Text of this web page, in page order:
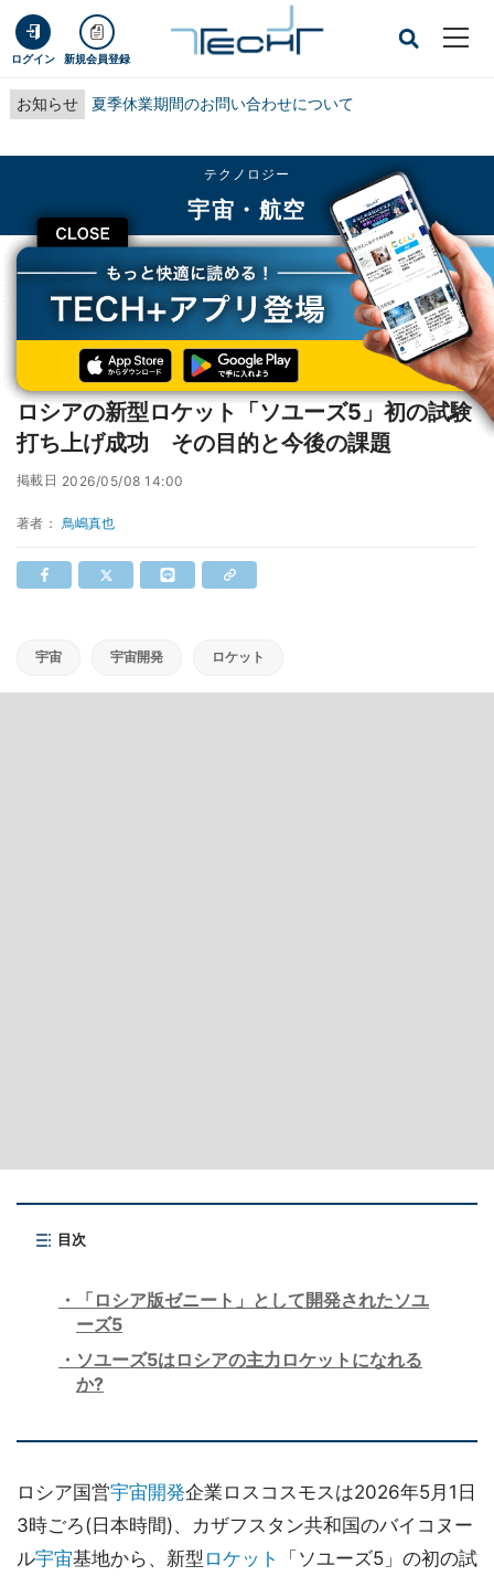
ログイン 新規会員登録
お知らせ 夏季休業期間のお問い合わせについて
CLOSE
テクノロジー
宇宙・航空
TECH+ テクノロジー
宇宙・航空
ロシアの新型ロケット「ソユーズ5」初の試験打ち上げ成功 その目的と今後の
レポート
ロシアの新型ロケット「ソユーズ5」初の試験
打ち上げ成功 その目的と今後の課題
掲載日 2026/05/08 14:00
著者： 鳥嶋真也
宇宙 宇宙開発 ロケット
目次
「ロシア版ゼニート」として開発されたソユ
ーズ5
ソユーズ5はロシアの主力ロケットになれる
か?
ロシア国営宇宙開発企業ロスコスモスは2026年5月1日
3時ごろ(日本時間)、カザフスタン共和国のバイコヌー
ル宇宙基地から、新型 ロケット
「ソユーズ5」の初の試